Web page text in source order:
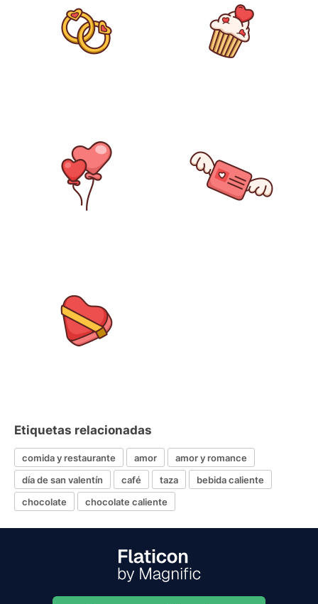
Etiquetas relacionadas
comida y restaurante amor
amor y romance
día de san valentín
café taza
bebida caliente
chocolate
chocolate caliente